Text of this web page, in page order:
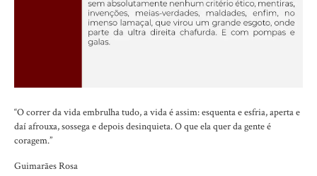
“O correr da vida embrulha tudo, a vida é assim: esquenta e esfria, aperta e
daí afrouxa, sossega e depois desinquieta. O que ela quer da gente é
coragem.”
Guimarães Rosa